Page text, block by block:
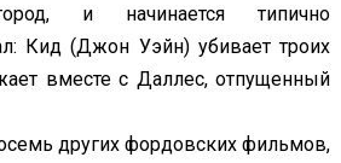
и начинается типично
Кид (Джон Уэйн) убивает троих
вместе с Даллес, отпущенный
других фордовских фильмов,